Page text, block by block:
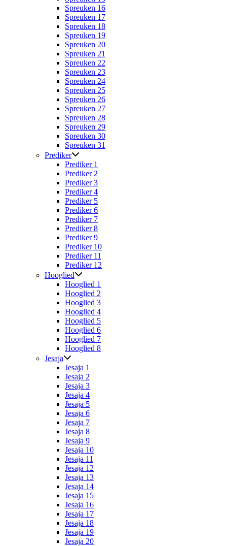
Spreuken 16
Spreuken 17
Spreuken 18
Spreuken 19
Spreuken 20
Spreuken 21
Spreuken 22
Spreuken 23
Spreuken 24
Spreuken 25
Spreuken 26
Spreuken 27
Spreuken 28
Spreuken 29
Spreuken 30
Spreuken 31
Prediker
Prediker 1
Prediker 2
Prediker 3
Prediker 4
Prediker 5
Prediker 6
Prediker 7
Prediker 8
Prediker 9
Prediker 10
Prediker 11
Prediker 12
Hooglied
Hooglied 1
Hooglied 2
Hooglied 3
Hooglied 4
Hooglied 5
Hooglied 6
Hooglied 7
Hooglied 8
Jesaja
Jesaja 1
Jesaja 2
Jesaja 3
Jesaja 4
Jesaja 5
Jesaja 6
Jesaja 7
Jesaja 8
Jesaja 9
Jesaja 10
Jesaja 11
Jesaja 12
Jesaja 13
Jesaja 14
Jesaja 15
Jesaja 16
Jesaja 17
Jesaja 18
Jesaja 19
Jesaja 20